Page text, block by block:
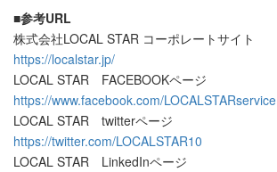
■参考URL
株式会社LOCAL STAR コーポレートサイト
https://localstar.jp/
LOCAL STAR FACEBOOKページ
https://www.facebook.com/LOCALSTARservice
LOCAL STAR twitterページ
https://twitter.com/LOCALSTAR10
LOCAL STAR LinkedInページ